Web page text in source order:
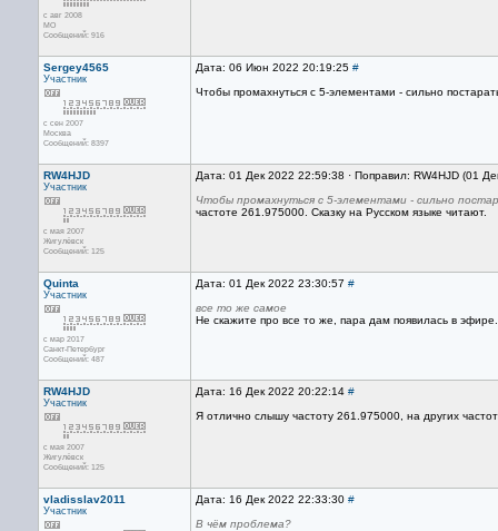
с авг 2008
МО
Сообщений: 916
Sergey4565
Участник
с сен 2007
Москва
Сообщений: 8397
Дата: 06 Июн 2022 20:19:25 #
Чтобы промахнуться с 5-элементами - сильно
RW4HJD
Участник
с мая 2007
Жигулёвск
Сообщений: 125
Дата: 01 Дек 2022 22:59:38 · Поправил: RW4HJD (01
Чтобы промахнуться с 5-элементами - сильно
частоте 261.975000. Сказку на Русском языке читают.
Quinta
Участник
с мар 2017
Санкт-Петербург
Сообщений: 487
Дата: 01 Дек 2022 23:30:57 #
все то же самое
Не скажите про все то же, пара дам появилась в эфире.
RW4HJD
Участник
с мая 2007
Жигулёвск
Сообщений: 125
Дата: 16 Дек 2022 20:22:14 #
Я отлично слышу частоту 261.975000, на других
vladisslav2011
Участник
Дата: 16 Дек 2022 22:33:30 #
В чём проблема?